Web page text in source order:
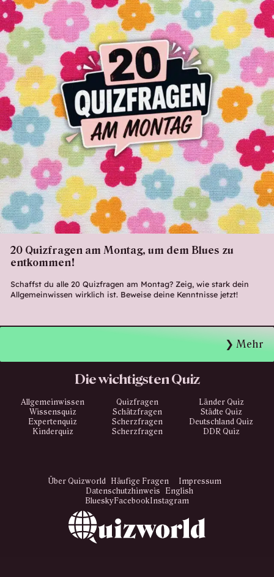
20 Quizfragen am Montag, um dem Blues zu
entkommen!
Schaffst du alle 20 Quizfragen am Montag? Zeig, wie stark dein
Allgemeinwissen wirklich ist. Beweise deine Kenntnisse jetzt!
Mehr
Die wichtigsten Quiz
Allgemeinwissen Quizfragen
Länder Quiz
Wissensquiz
Schätzfragen
Städte Quiz
Expertenquiz
Scherzfragen
Deutschland Quiz
Kinderquiz
Scherzfragen DDR Quiz
Über Quizworld Häufige Fragen
Impressum
Datenschutzhinweis
English
BlueskyFacebookInstagram